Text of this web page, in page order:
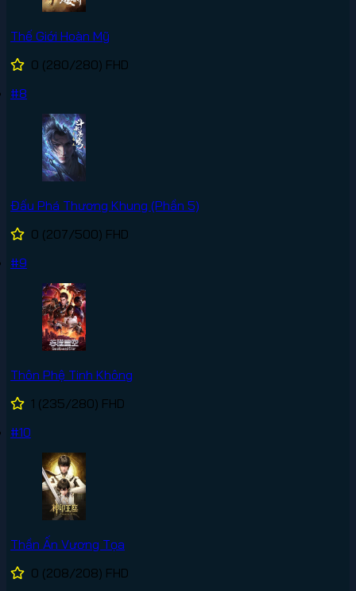
Thế Giới Hoàn Mỹ
0 (280/280) FHD
#8
Đấu Phá Thương Khung (Phần 5)
0 (207/500) FHD
#9
Thôn Phệ Tinh Không
1 (235/280) FHD
#10
Thần Ấn Vương Tọa
0 (208/208) FHD